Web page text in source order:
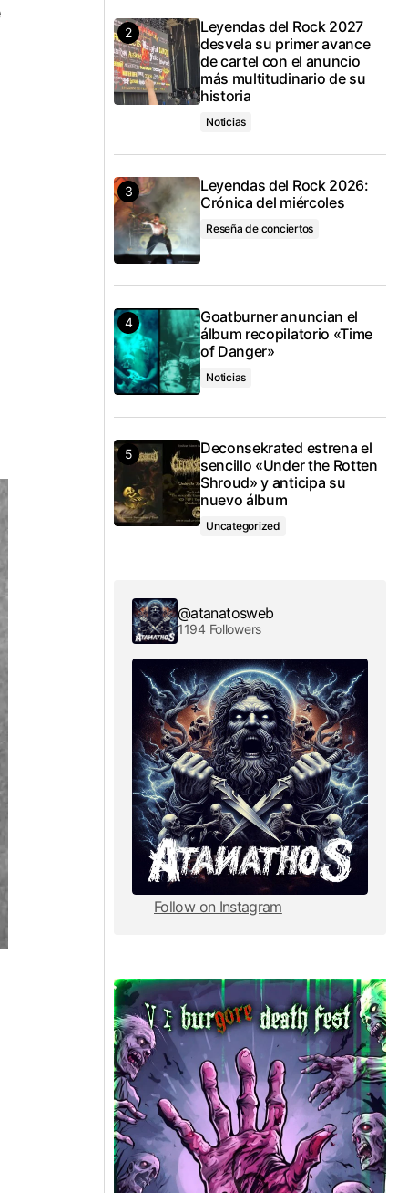
Leyendas del Rock 2027
desvela su primer avance
de cartel con el anuncio
más multitudinario de su
historia
Noticias
Leyendas del Rock 2026:
Crónica del miércoles
Reseña de conciertos
Goatburner anuncian el
álbum recopilatorio «Time
of Danger»
Noticias
Deconsekrated estrena el
sencillo «Under the Rotten
Shroud» y anticipa su
nuevo álbum
Uncategorized
@atanatosweb
1194 Followers
Follow on Instagram